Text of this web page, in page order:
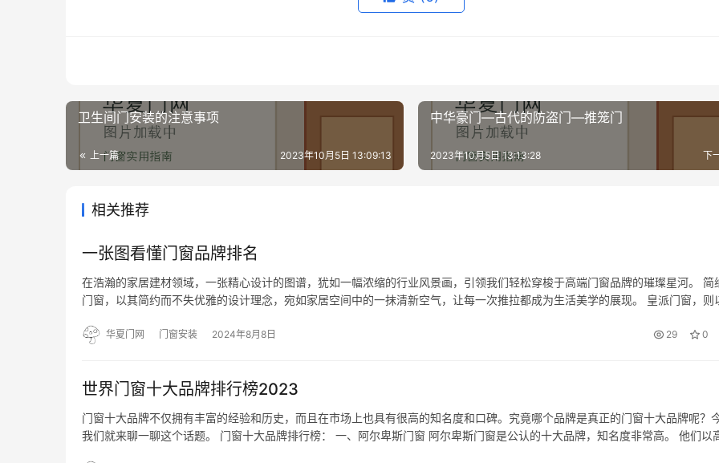
卫生间门安装的注意事项
上一篇 2023年10月5日 13:09:13
中华豪门—古代的防盗门—推笼门
下
2023年10月5日 13:13:28
相关推荐
一张图看懂门窗品牌排名
在浩瀚的家居建材领域，一张精心设计的图谱，犹如一幅浓缩的行业风景画，引领我们轻松穿梭于高端门窗品牌的璀璨星河。 简
门窗，以其简约而不失优雅的设计理念，宛如家居空间中的一抹清新空气，让每一次推拉都成为生活美学的展现。 皇派门窗，则
界的窗…华夏门网 门窗安装 2024年8月8日 29 0
世界门窗十大品牌排行榜2023
门窗十大品牌不仅拥有丰富的经验和历史，而且在市场上也具有很高的知名度和口碑。究竟哪个品牌是真正的门窗十大品牌呢？
我们就来聊一聊这个话题。 门窗十大品牌排行榜： 一、阿尔卑斯门窗 阿尔卑斯门窗是公认的十大品牌，知名度非常高。 他们以